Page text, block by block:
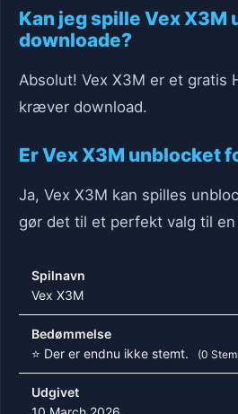
Kan jeg spille Vex X3M
downloade?
Absolut! Vex X3M er et gratis
kræver download.
Er Vex X3M unblocket
Ja, Vex X3M kan spilles
gør det til et perfekt valg til en
Spilnavn
Vex X3M
Bedømmelse
⭐ Der er endnu ikke stemt.
(0
Udgivet